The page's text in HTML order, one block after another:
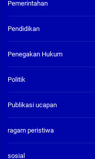
Pemerintahan
Pendidikan
Penegakan Hukum
Politik
Publikasi ucapan
ragam peristiwa
sosial